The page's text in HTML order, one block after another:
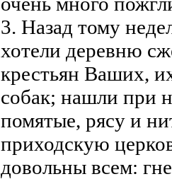
3. Назад тому
хотели деревню
крестьян Ваших,
собак; нашли при
помятые, рясу и
приходскую
довольны всем: